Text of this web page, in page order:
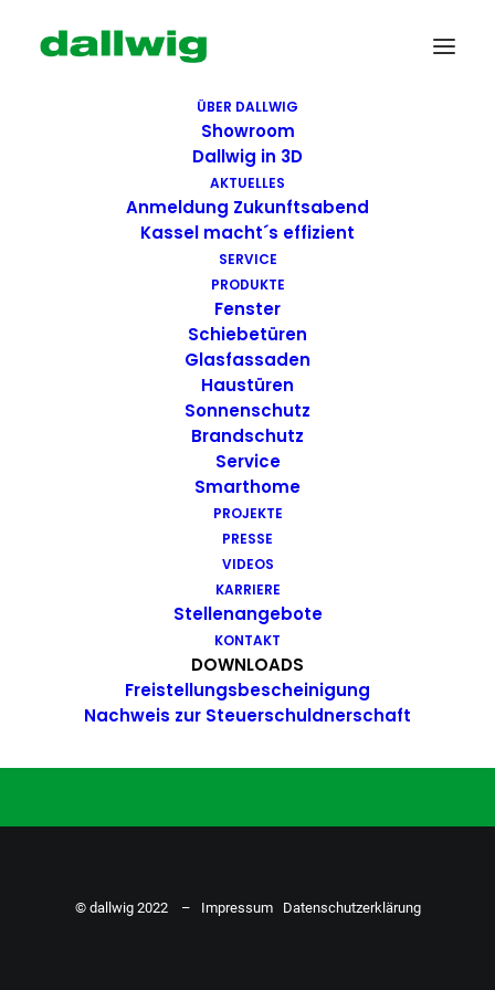
ÜBER DALLWIG
Showroom
Dallwig in 3D
AKTUELLES
Anmeldung Zukunftsabend
Kassel macht´s effizient
SERVICE
PRODUKTE
Fenster
Schiebetüren
Glasfassaden
Haustüren
Sonnenschutz
Brandschutz
Service
Smarthome
PROJEKTE
PRESSE
VIDEOS
KARRIERE
Stellenangebote
KONTAKT
DOWNLOADS
Freistellungsbescheinigung
Nachweis zur Steuerschuldnerschaft
Wir suchen Dich!
Dallwig bietet
Perspektive
Du hast Bock auf einen Job mit
Action. Bewirb dich ganz einfach
ZU DEN STELLENANGEBOTEN
© dallwig 2022 – Impressum Datenschutzerklärung